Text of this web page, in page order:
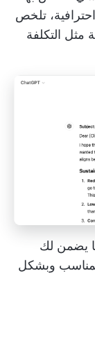
تلخص
مثل التكلفة
يضمن لك
وبشكل